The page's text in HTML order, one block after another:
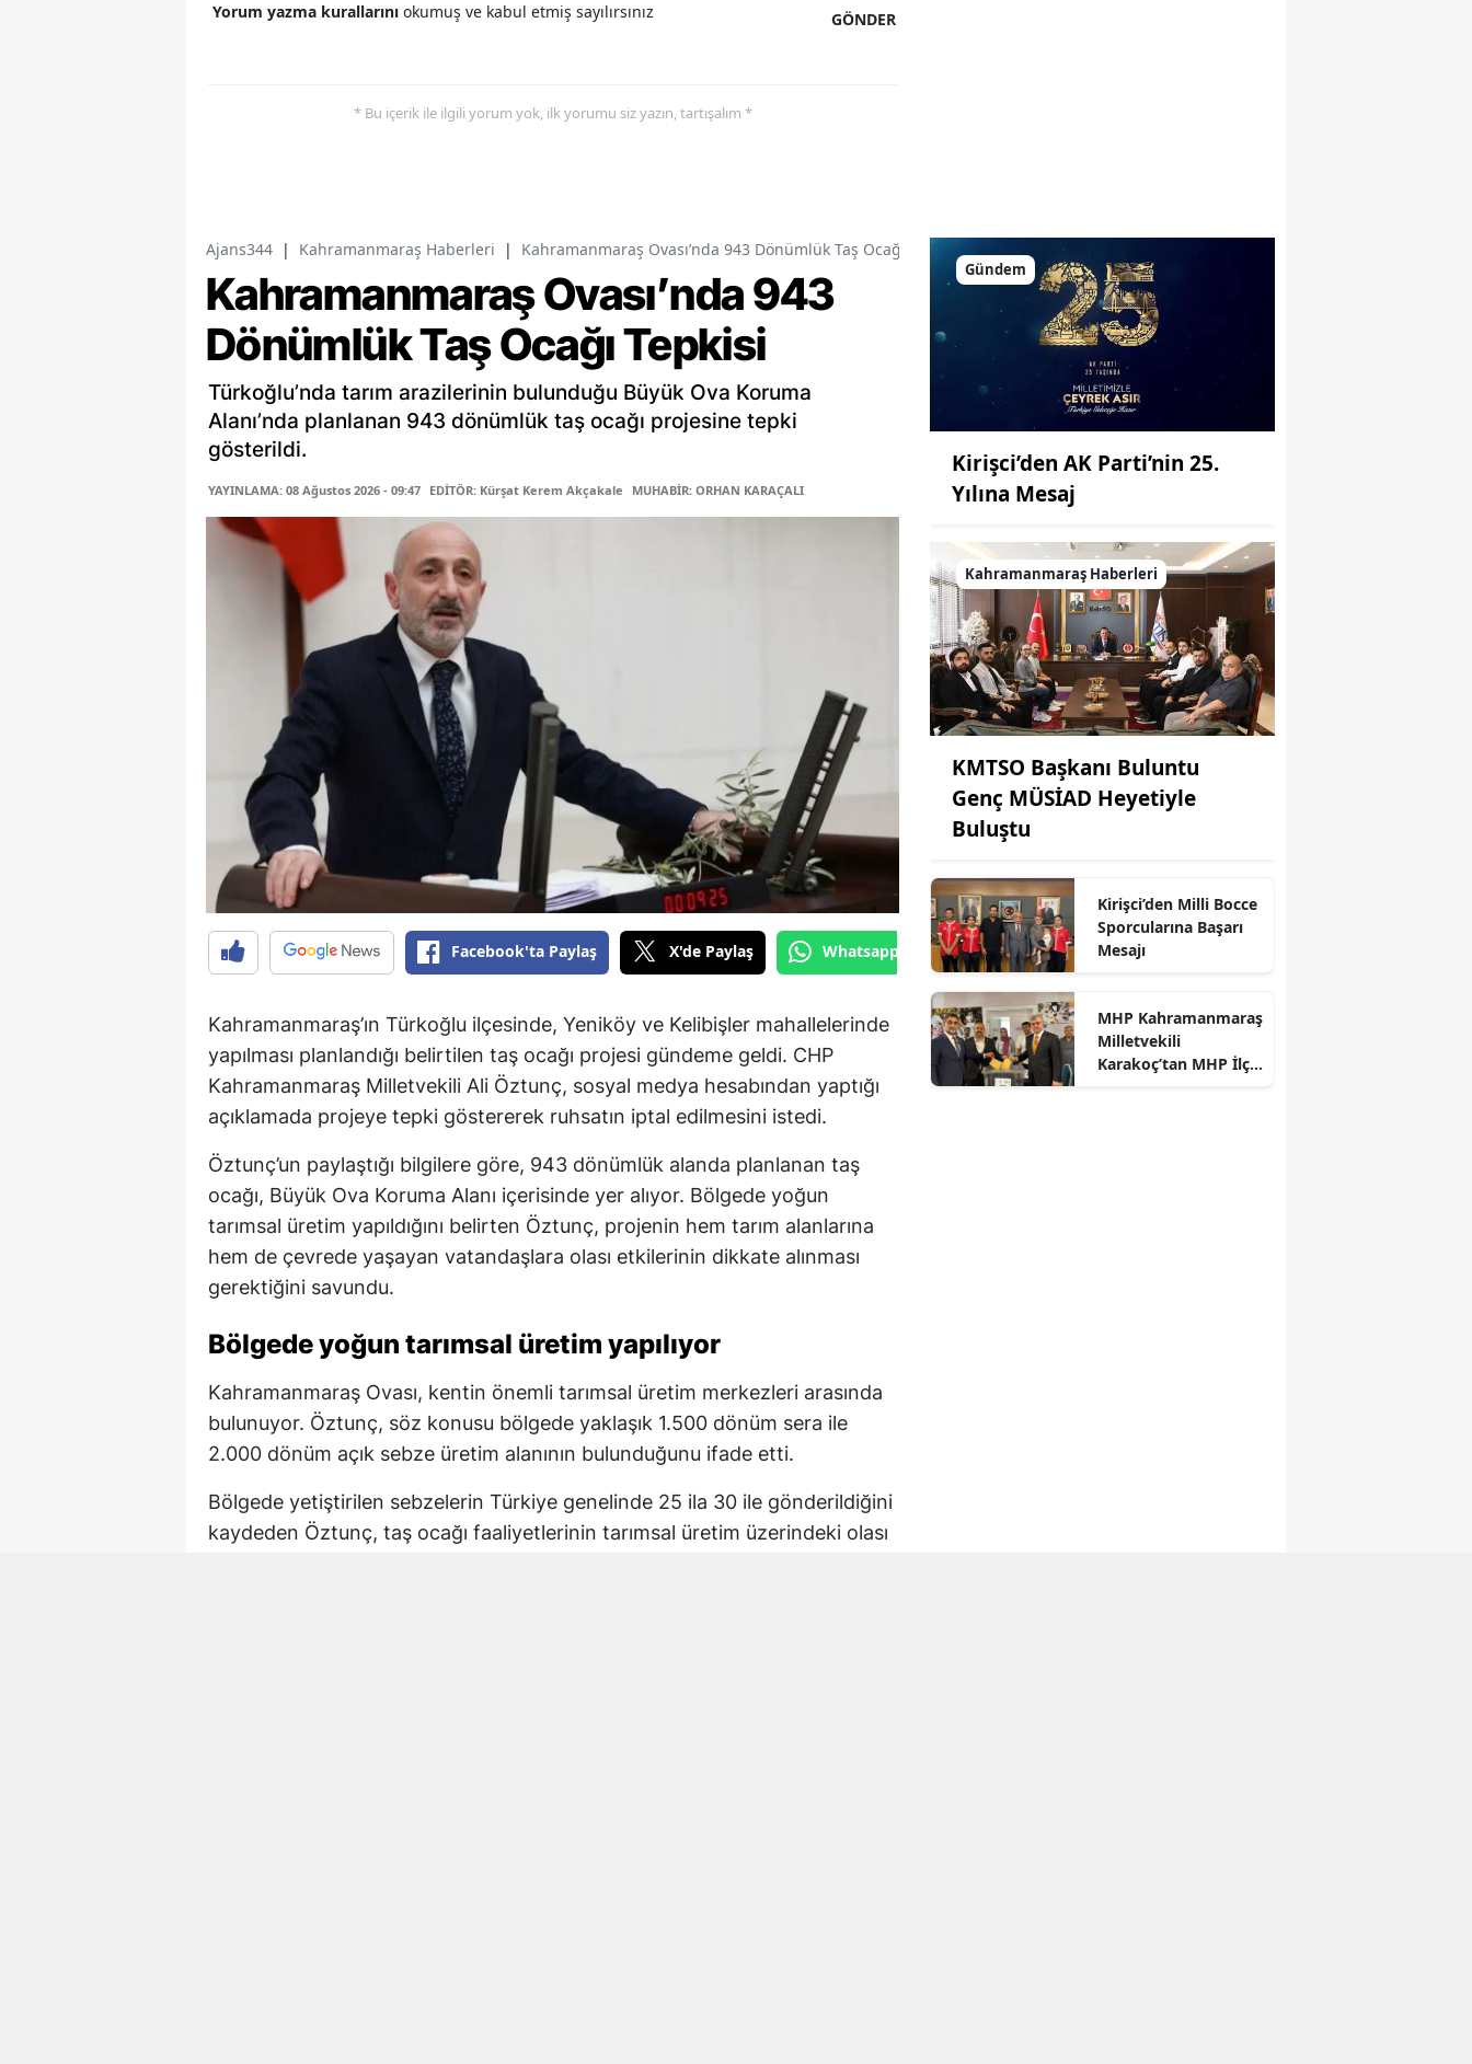
GÖNDER
Yorum yazma kurallarını okumuş ve kabul etmiş sayılırsınız
* Bu içerik ile ilgili yorum yok, ilk yorumu siz yazın, tartışalım *
Ajans344 | Kahramanmaraş Haberleri | Kahramanmaraş Ovası’nda 943 Dönümlük Taş Ocağı Tepkisi
Kahramanmaraş Ovası’nda 943
Dönümlük Taş Ocağı Tepkisi
Türkoğlu’nda tarım arazilerinin bulunduğu Büyük Ova Koruma
Alanı’nda planlanan 943 dönümlük taş ocağı projesine tepki
gösterildi.
YAYINLAMA: 08 Ağustos 2026 - 09:47 EDİTÖR: Kürşat Kerem Akçakale MUHABİR: ORHAN KARAÇALI
Facebook'ta Paylaş X'de Paylaş Whatsapp'tan Gönder
Kahramanmaraş’ın Türkoğlu ilçesinde, Yeniköy ve Kelibişler mahallelerinde
yapılması planlandığı belirtilen taş ocağı projesi gündeme geldi. CHP
Kahramanmaraş Milletvekili Ali Öztunç, sosyal medya hesabından yaptığı
açıklamada projeye tepki göstererek ruhsatın iptal edilmesini istedi.
Öztunç’un paylaştığı bilgilere göre, 943 dönümlük alanda planlanan taş
ocağı, Büyük Ova Koruma Alanı içerisinde yer alıyor. Bölgede yoğun
tarımsal üretim yapıldığını belirten Öztunç, projenin hem tarım alanlarına
hem de çevrede yaşayan vatandaşlara olası etkilerinin dikkate alınması
gerektiğini savundu.
Bölgede yoğun tarımsal üretim yapılıyor
Kahramanmaraş Ovası, kentin önemli tarımsal üretim merkezleri arasında
bulunuyor. Öztunç, söz konusu bölgede yaklaşık 1.500 dönüm sera ile
2.000 dönüm açık sebze üretim alanının bulunduğunu ifade etti.
Bölgede yetiştirilen sebzelerin Türkiye genelinde 25 ila 30 ile gönderildiğini
kaydeden Öztunç, taş ocağı faaliyetlerinin tarımsal üretim üzerindeki olası
Gündem
Kirişci’den AK Parti’nin 25.
Yılına Mesaj
Kahramanmaraş Haberleri
KMTSO Başkanı Buluntu
Genç MÜSİAD Heyetiyle
Buluştu
Kirişci’den Milli Bocce
Sporcularına Başarı
Mesajı
MHP Kahramanmaraş
Milletvekili
Karakoç’tan MHP İlçe